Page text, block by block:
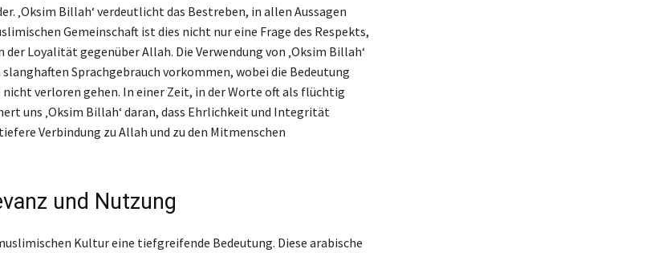
‚Oksim Billah‘ verdeutlicht das Bestreben, in allen Aussagen
Gemeinschaft ist dies nicht nur eine Frage des Respekts,
der Loyalität gegenüber Allah. Die Verwendung von ‚Oksim Billah‘
Sprachgebrauch vorkommen, wobei die Bedeutung
nicht verloren gehen. In einer Zeit, in der Worte oft als flüchtig
uns ‚Oksim Billah‘ daran, dass Ehrlichkeit und Integrität
Verbindung zu Allah und zu den Mitmenschen
und Nutzung
Kultur eine tiefgreifende Bedeutung. Diese arabische